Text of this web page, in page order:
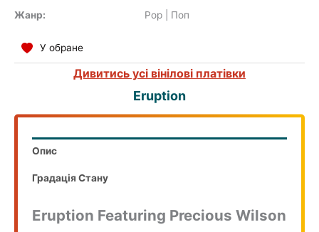
Жанр: Pop | Поп
У обране
Дивитись усі вінілові платівки
Eruption
Опис
Градація Стану
Eruption Featuring Precious Wilson